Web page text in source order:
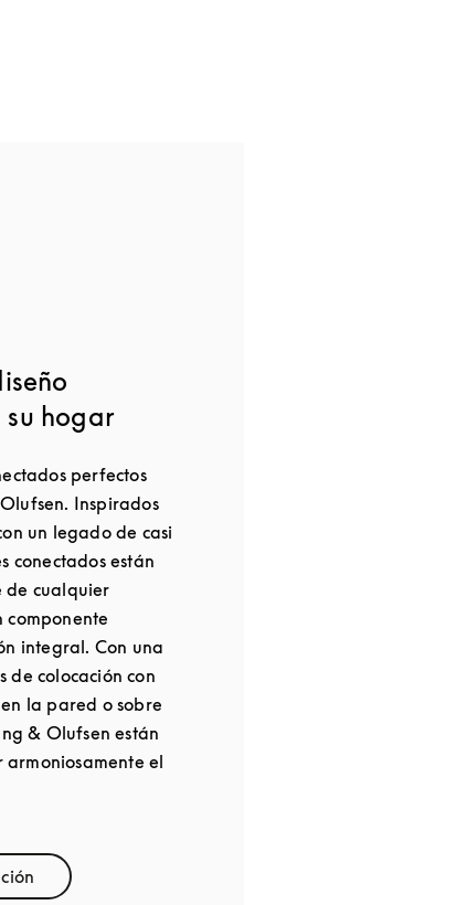
hogar
perfectos
Inspirados
un legado de casi
conectados están
cualquier
componente
integral. Con una
de colocación con
la pared o sobre
& Olufsen están
armoniosamente el
in New Tab